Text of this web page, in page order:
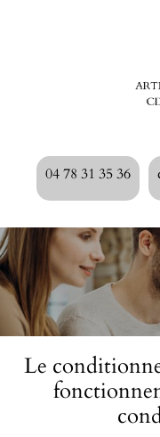
04 78 31 35 36
Le